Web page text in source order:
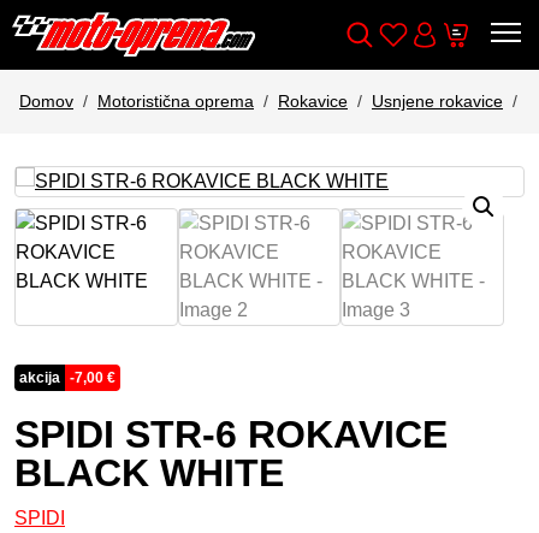
Wishlist
Cart
Domov Motoristična oprema Rokavice Usnjene rokavice
akcija -7,00 €
SPIDI STR-6 ROKAVICE
BLACK WHITE
SPIDI